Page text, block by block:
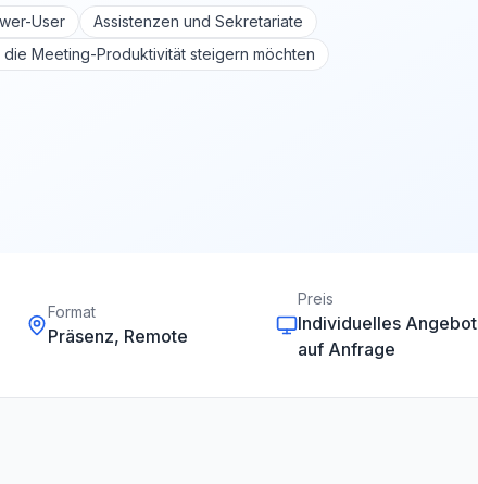
User
Assistenzen und Sekretariate
die Meeting-Produktivität steigern möchten
Format
Präsenz, Remote
Preis
Individuelles Angebot
auf Anfrage